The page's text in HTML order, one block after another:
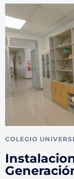
COLEGIO